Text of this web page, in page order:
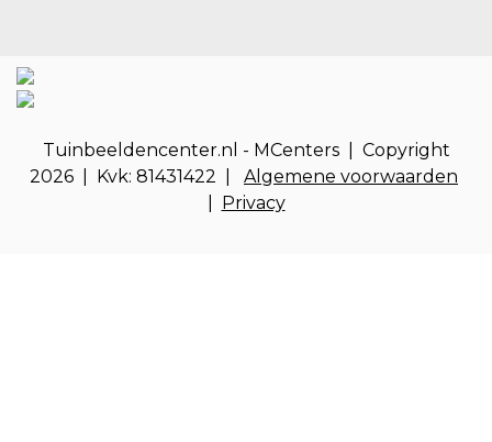
Tuinbeeldencenter.nl - MCenters | Copyright
2026 | Kvk: 81431422 | Algemene voorwaarden
Privacy